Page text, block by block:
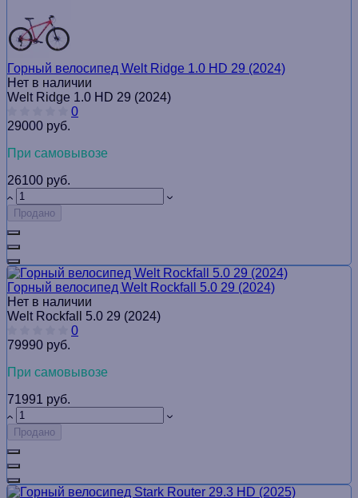
Горный велосипед Welt Ridge 1.0 HD 29 (2024)
Нет в наличии
Welt Ridge 1.0 HD 29 (2024)
0
29000 руб.
При самовывозе
26100 руб.
Продано
Горный велосипед Welt Rockfall 5.0 29 (2024)
Нет в наличии
Welt Rockfall 5.0 29 (2024)
0
79990 руб.
При самовывозе
71991 руб.
Продано